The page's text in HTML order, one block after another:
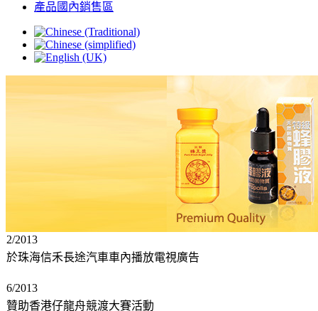
產品國內銷售區
2/2013
於珠海信禾長途汽車車內播放電視廣告
6/2013
贊助香港仔龍舟競渡大賽活動